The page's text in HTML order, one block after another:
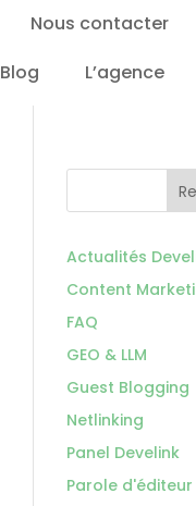
Nous contacter
Blog L’agence
Actualités
Content
FAQ
GEO & LLM
Guest Blogging
Netlinking
Panel Develink
Parole d'éditeur